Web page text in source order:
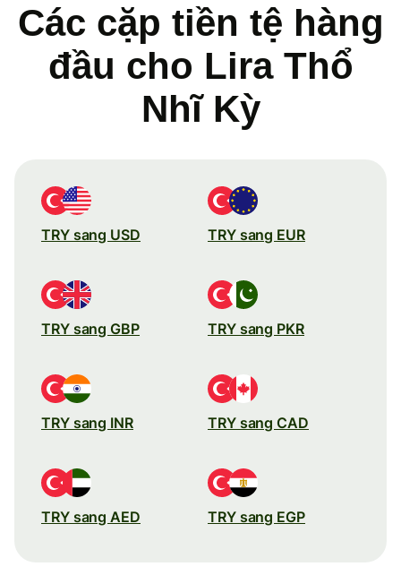
Các cặp tiền tệ hàng
đầu cho Lira Thổ
Nhĩ Kỳ
TRY sang USD TRY sang EUR
TRY sang GBP TRY sang PKR
TRY sang INR TRY sang CAD
TRY sang AED TRY sang EGP